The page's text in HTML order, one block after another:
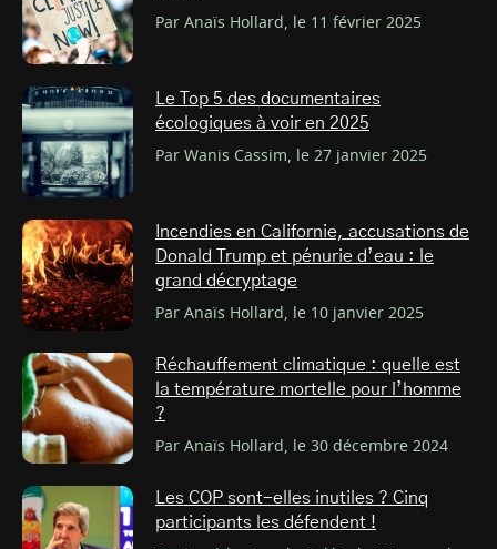
Par Anaïs Hollard, le 11 février 2025
Le Top 5 des documentaires
écologiques à voir en 2025
Par Wanis Cassim, le 27 janvier 2025
Incendies en Californie, accusations de
Donald Trump et pénurie d’eau : le
grand décryptage
Par Anaïs Hollard, le 10 janvier 2025
Réchauffement climatique : quelle est
la température mortelle pour l’homme
?
Par Anaïs Hollard, le 30 décembre 2024
Les COP sont-elles inutiles ? Cinq
participants les défendent !